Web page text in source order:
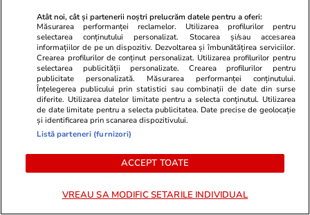
ZiaruldeIasi.ro
Proiectul imobiliar pregătit lângă
Lidl Moara de Foc este scos la
vânzare. Dezvoltatorul este
asociat în piață cu un alt proiect
de anvergură
Fanatik.ro
Câți bani a
Atât noi, cât și partenerii noștri prelucrăm datele pentru a oferi:
Măsurarea performanței reclamelor. Utilizarea profilurilor pentru
selectarea conținutului personalizat. Stocarea și/sau accesarea
informațiilor de pe un dispozitiv. Dezvoltarea și îmbunătățirea serviciilor.
Crearea profilurilor de conținut personalizat. Utilizarea profilurilor pentru
selectarea publicității personalizate. Crearea profilurilor pentru
publicitate personalizată. Măsurarea performanței conținutului.
Înțelegerea publicului prin statistici sau combinații de date din surse
diferite. Utilizarea datelor limitate pentru a selecta conținutul. Utilizarea
de date limitate pentru a selecta publicitatea. Date precise de geolocație
și identificarea prin scanarea dispozitivului.
Listă parteneri (furnizori)
ACCEPT TOATE
VREAU SA MODIFIC SETARILE INDIVIDUAL